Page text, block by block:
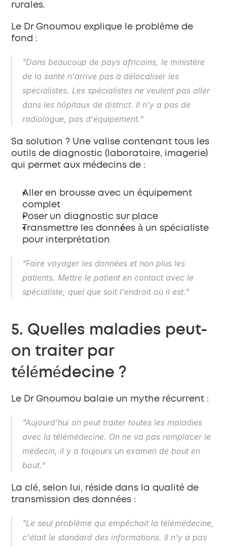
rurales.
Le Dr Gnoumou explique le problème de
fond :
"Dans beaucoup de pays africains, le ministère
de la santé n'arrive pas à délocaliser les
spécialistes. Les spécialistes ne veulent pas aller
dans les hôpitaux de district. Il n'y a pas de
radiologue, pas d'équipement."
Sa solution ? Une valise contenant tous les
outils de diagnostic (laboratoire, imagerie)
qui permet aux médecins de :
Aller en brousse avec un équipement
complet
Poser un diagnostic sur place
Transmettre les données à un spécialiste
pour interprétation
"Faire voyager les données et non plus les
patients. Mettre le patient en contact avec le
spécialiste, quel que soit l'endroit où il est."
5. Quelles maladies peut-
on traiter par
télémédecine ?
Le Dr Gnoumou balaie un mythe récurrent :
"Aujourd'hui on peut traiter toutes les maladies
avec la télémédecine. On ne va pas remplacer le
médecin, il y a toujours un examen de bout en
bout."
La clé, selon lui, réside dans la qualité de
transmission des données :
"Le seul problème qui empêchait la télémédecine,
c'était le standard des informations. Il n'y a pas